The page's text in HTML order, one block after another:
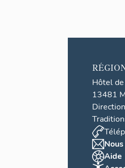
Hôtel
13481
Aide